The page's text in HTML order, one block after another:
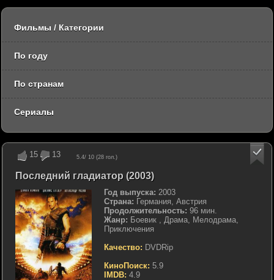
15 13 5.4/ 10 (28 гол.)
Последний гладиатор (2003)
Год выпуска: 2003
Страна: Германия, Австрия
Продолжительность: 96 мин.
Жанр: Боевик , Драма, Мелодрама,
Приключения
Качество: DVDRip
КиноПоиск: 5.9
IMDB: 4.9
Фильмы / Категории
По году
По странам
Сериалы